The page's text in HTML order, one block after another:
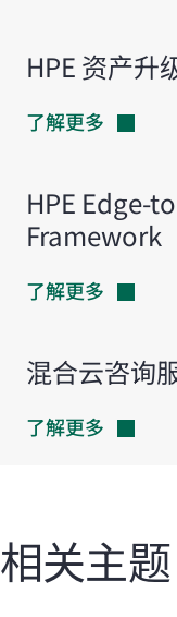
HPE 资产升
了解更多
HPE Edge-
Framework
了解更多
混合云咨询
了解更多
相关主题